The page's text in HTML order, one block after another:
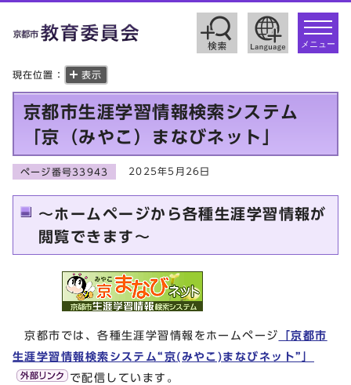
toggle
メニュー
現在位置： 表示
京都市生涯学習情報検索システム
「京（みやこ）まなびネット」
ページ番号33943 2025年5月26日
～ホームページから各種生涯学習情報が
閲覧できます～
京都市では、各種生涯学習情報をホームページ
「京都市
生涯学習情報検索システム“京(みやこ)まなびネット”」
で配信しています。